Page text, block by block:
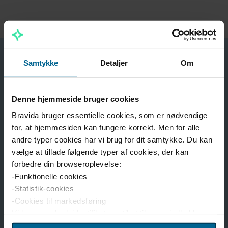
Samtykke Detaljer Om
Denne hjemmeside bruger cookies
Bravida bruger essentielle cookies, som er nødvendige
for, at hjemmesiden kan fungere korrekt. Men for alle
andre typer cookies har vi brug for dit samtykke. Du kan
vælge at tillade følgende typer af cookies, der kan
forbedre din browseroplevelse:
-Funktionelle cookies
-Statistik-cookies
-Cookies til markedsføring
reklamer til brugerne, levere funktioner til sociale medier